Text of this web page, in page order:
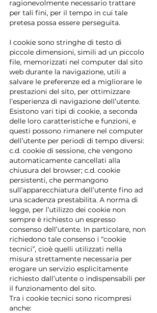
ragionevolmente necessario trattare
per tali fini, per il tempo in cui tale
pretesa possa essere perseguita.
I cookie sono stringhe di testo di
piccole dimensioni, simili ad un piccolo
file, memorizzati nel computer dal sito
web durante la navigazione, utili a
salvare le preferenze ed a migliorare le
prestazioni del sito, per ottimizzare
l’esperienza di navigazione dell’utente.
Esistono vari tipi di cookie, a seconda
delle loro caratteristiche e funzioni, e
questi possono rimanere nel computer
dell’utente per periodi di tempo diversi:
c.d. cookie di sessione, che vengono
automaticamente cancellati alla
chiusura del browser; c.d. cookie
persistenti, che permangono
sull’apparecchiatura dell’utente fino ad
una scadenza prestabilita. A norma di
legge, per l’utilizzo dei cookie non
sempre è richiesto un espresso
consenso dell’utente. In particolare, non
richiedono tale consenso i “cookie
tecnici”, cioè quelli utilizzati nella
misura strettamente necessaria per
erogare un servizio esplicitamente
richiesto dall’utente o indispensabili per
il funzionamento del sito.
Tra i cookie tecnici sono ricompresi
anche: